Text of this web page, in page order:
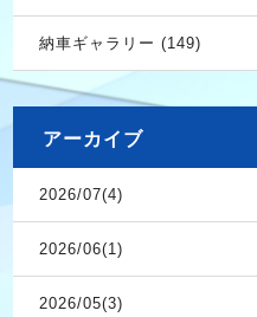
納車ギャラリー (149)
アーカイブ
2026/07(4)
2026/06(1)
2026/05(3)